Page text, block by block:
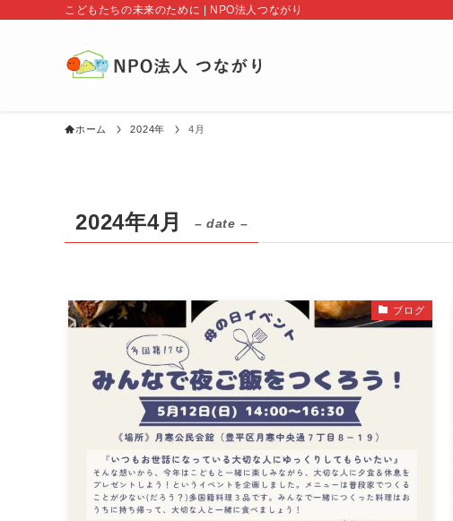
こどもたちの未来のために | NPO法人つながり
ホーム 2024年 4月
2024年4月 – date –
ブログ